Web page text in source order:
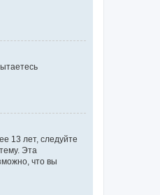
13 лет, следуйте
Эта
что вы